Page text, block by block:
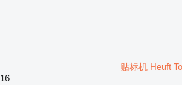
贴标机 Heuft
16